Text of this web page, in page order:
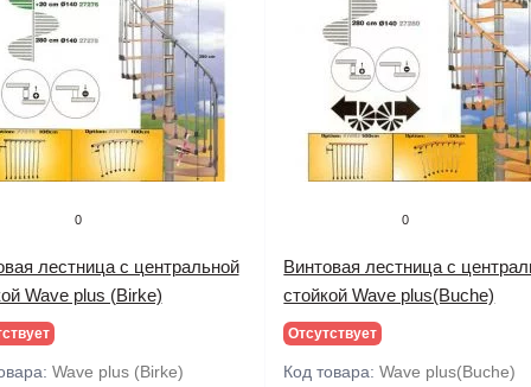
0
лестница с центральной
Wave plus (Birke)
Wave plus (Birke)
0
Винтовая лестница с
стойкой Wave plus(Buche)
Отсутствует
Код товара:Wave plus(Buche)